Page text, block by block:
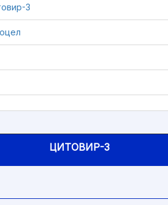
3
ЦИТОВИР-3